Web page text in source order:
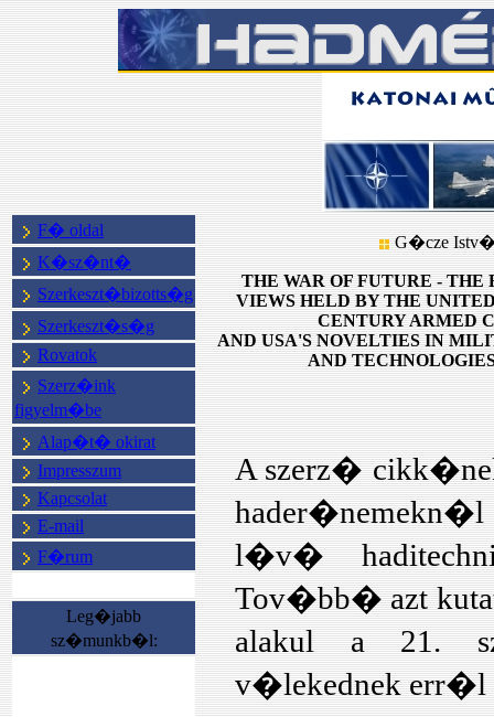
F� oldal
K�sz�nt�
Szerkeszt�bizotts�g
Szerkeszt�s�g
Rovatok
Szerz�ink
figyelm�be
Alap�t� okirat
Impresszum
Kapcsolat
E-mail
F�rum
Leg�jabb
sz�munkb�l:
G�cze
THE WAR OF FUTURE - THE
VIEWS HELD BY THE
CENTURY ARMED
AND USA'S NOVELTIES IN
AND
A szerz�
l�v�
Tov�bb� azt
alakul a 21.
v�lekednek